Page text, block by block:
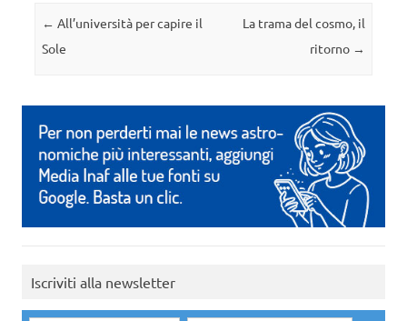
Navigazione articolo
← All’università per capire il
Sole
La trama del cosmo, il
ritorno →
Iscriviti alla newsletter